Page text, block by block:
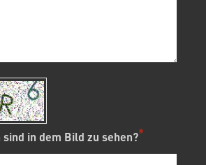
in dem Bild zu sehen?